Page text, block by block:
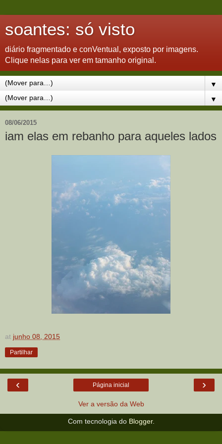
soantes: só visto
diário fragmentado e conVentual, exposto por imagens.
Clique nelas para ver em tamanho original.
▼
▼
08/06/2015
iam elas em rebanho para aqueles lados
at junho 08, 2015
Partilhar
‹ ›
Página inicial
Ver a versão da Web
Com tecnologia do Blogger.